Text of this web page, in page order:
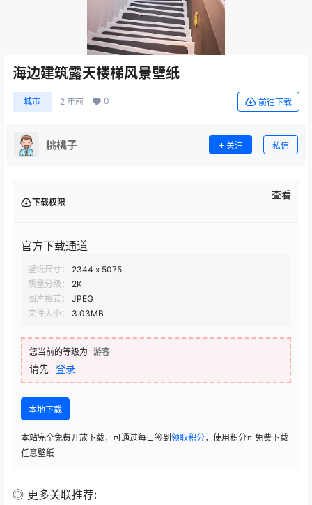
海边建筑露天楼梯风景壁纸
城市 2 年前 0 前往下载
桃桃子 关注 私信
下载权限
查看
官方下载通道
壁纸尺寸：
2344 x 5075
质量分级：
2K
图片格式：
JPEG
文件大小：
3.03MB
您当前的等级为 游客
请先 登录
本地下载
本站完全免费开放下载，可通过每日签到 领取积分，使用积分可免费下载
任意壁纸
◎ 更多关联推荐: